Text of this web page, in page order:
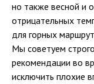
но также весной и
отрицательных
для горных
Мы советуем
рекомендации во
исключить плохие